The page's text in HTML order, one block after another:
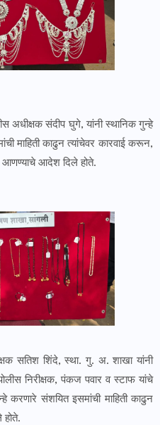
संदीप घुगे, यांनी स्थानिक गुन्हे
माहिती काढुन त्यांचेवर कारवाई करून,
आणण्याचे आदेश दिले होते.
सतिश शिंदे, स्था. गु. अ. शाखा यांनी
निरीक्षक, पंकज पवार व स्टाफ यांचे
करणारे संशयित इसमांची माहिती काढुन
होते.